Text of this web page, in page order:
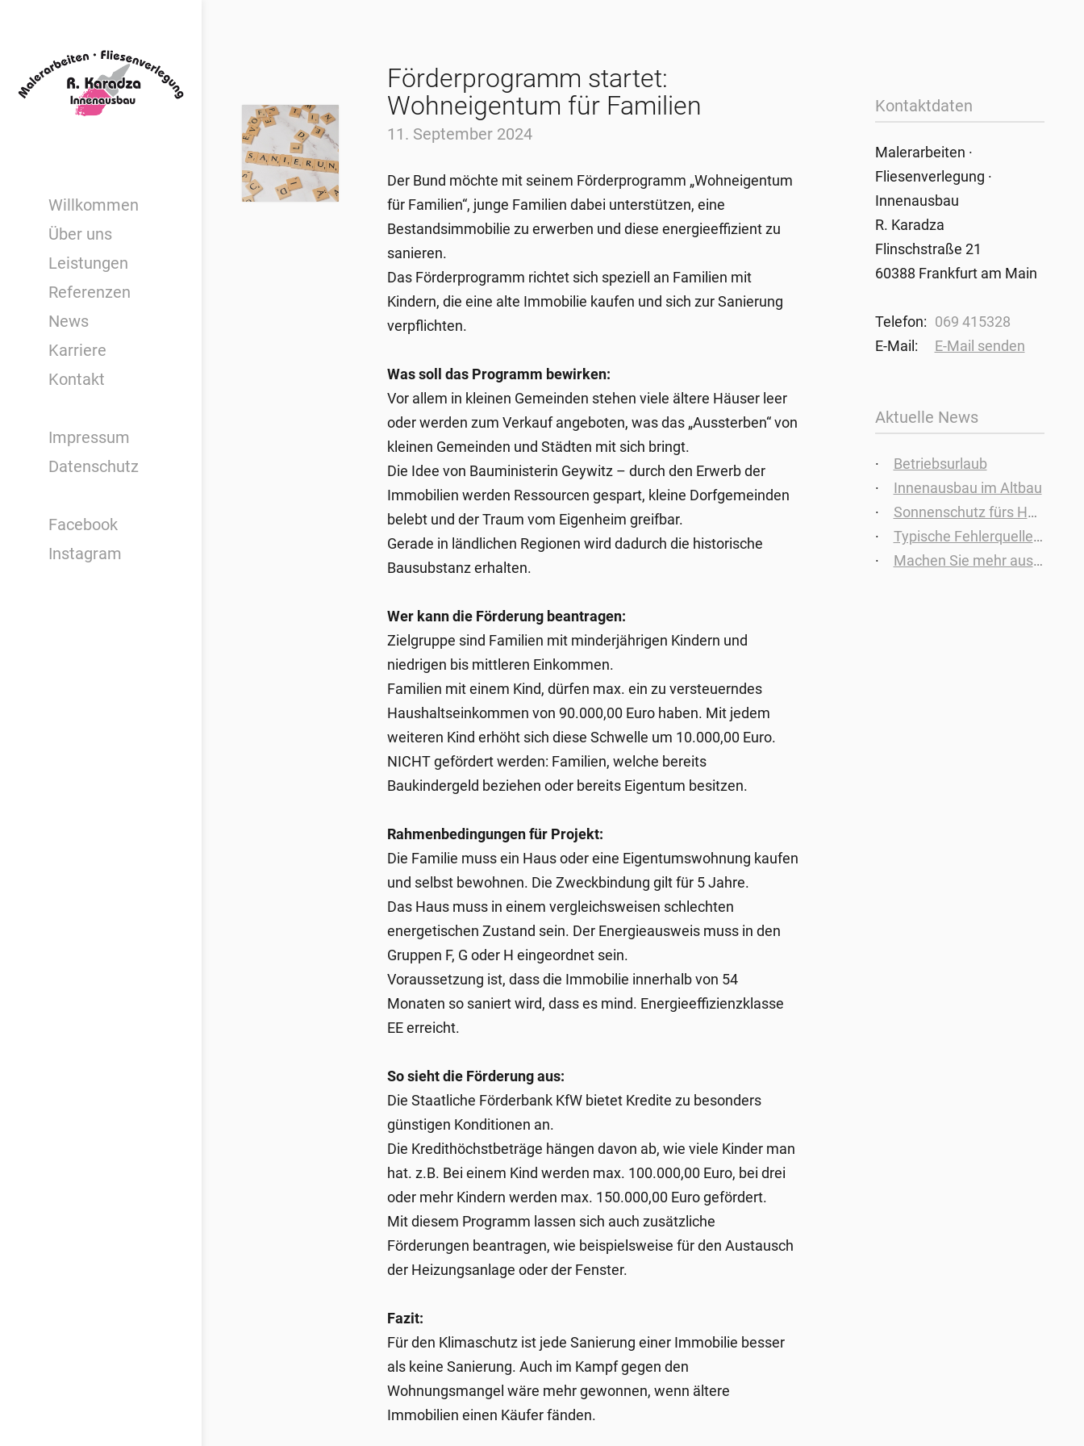
Willkommen
Über uns
Leistungen
Referenzen
News
Karriere
Kontakt
Impressum
Datenschutz
Facebook
Instagram
Kontaktdaten
Malerarbeiten ·
Fliesenverlegung ·
Innenausbau
R. Karadza
Flinschstraße 21
60388 Frankfurt am Main
Telefon: 069 415328
E-Mail:
E-Mail senden
Aktuelle News
Betriebsurlaub
Innenausbau im Altbau
Sonnenschutz fürs Holz im Innen- und Außenbereich
Typische Fehlerquellen beim Bodenbelag
Machen Sie mehr aus Ihren Kellerräum – zusätzlicher Wohnraum
Förderprogramm startet:
Wohneigentum für Familien
11. September 2024
Der Bund möchte mit seinem Förderprogramm „Wohneigentum
für Familien“, junge Familien dabei unterstützen, eine
Bestandsimmobilie zu erwerben und diese energieeffizient zu
sanieren.
Das Förderprogramm richtet sich speziell an Familien mit
Kindern, die eine alte Immobilie kaufen und sich zur Sanierung
verpflichten.
Was soll das Programm bewirken:
Vor allem in kleinen Gemeinden stehen viele ältere Häuser leer
oder werden zum Verkauf angeboten, was das „Aussterben“ von
kleinen Gemeinden und Städten mit sich bringt.
Die Idee von Bauministerin Geywitz – durch den Erwerb der
Immobilien werden Ressourcen gespart, kleine Dorfgemeinden
belebt und der Traum vom Eigenheim greifbar.
Gerade in ländlichen Regionen wird dadurch die historische
Bausubstanz erhalten.
Wer kann die Förderung beantragen:
Zielgruppe sind Familien mit minderjährigen Kindern und
niedrigen bis mittleren Einkommen.
Familien mit einem Kind, dürfen max. ein zu versteuerndes
Haushaltseinkommen von 90.000,00 Euro haben. Mit jedem
weiteren Kind erhöht sich diese Schwelle um 10.000,00 Euro.
NICHT gefördert werden: Familien, welche bereits
Baukindergeld beziehen oder bereits Eigentum besitzen.
Rahmenbedingungen für Projekt:
Die Familie muss ein Haus oder eine Eigentumswohnung kaufen
und selbst bewohnen. Die Zweckbindung gilt für 5 Jahre.
Das Haus muss in einem vergleichsweisen schlechten
energetischen Zustand sein. Der Energieausweis muss in den
Gruppen F, G oder H eingeordnet sein.
Voraussetzung ist, dass die Immobilie innerhalb von 54
Monaten so saniert wird, dass es mind. Energieeffizienzklasse
EE erreicht.
So sieht die Förderung aus:
Die Staatliche Förderbank KfW bietet Kredite zu besonders
günstigen Konditionen an.
Die Kredithöchstbeträge hängen davon ab, wie viele Kinder man
hat. z.B. Bei einem Kind werden max. 100.000,00 Euro, bei drei
oder mehr Kindern werden max. 150.000,00 Euro gefördert.
Mit diesem Programm lassen sich auch zusätzliche
Förderungen beantragen, wie beispielsweise für den Austausch
der Heizungsanlage oder der Fenster.
Fazit:
Für den Klimaschutz ist jede Sanierung einer Immobilie besser
als keine Sanierung. Auch im Kampf gegen den
Wohnungsmangel wäre mehr gewonnen, wenn ältere
Immobilien einen Käufer fänden.